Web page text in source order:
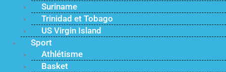
Suriname
Trinidad et Tobago
US Virgin Island
Sport
Athlétisme
Basket